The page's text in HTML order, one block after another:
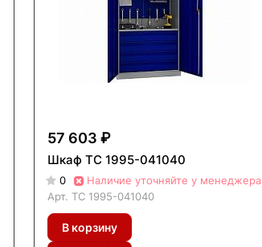
57 603 ₽
Шкаф ТС 1995-041040
0
Наличие уточняйте у менеджера
Арт. ТС 1995-041040
В корзину